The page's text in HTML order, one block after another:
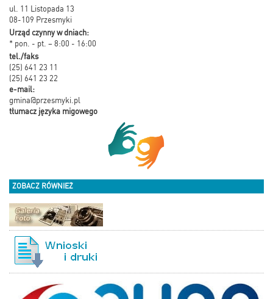
ul. 11 Listopada 13
08-109 Przesmyki
Urząd czynny w dniach:
* pon. - pt. – 8:00 - 16:00
tel./faks
(25) 641 23 11
(25) 641 23 22
e-mail:
gmina@przesmyki.pl
tłumacz języka migowego
ZOBACZ RÓWNIEŻ